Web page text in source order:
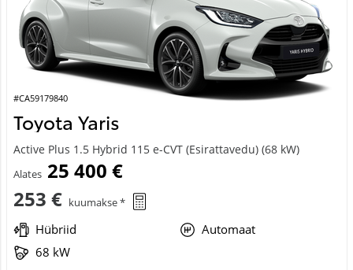
#CA59179840
Toyota Yaris
Active Plus 1.5 Hybrid 115 e-CVT (Esirattavedu) (68 kW)
Alates 25 400 €
253 € kuumakse *
Hübriid
Automaat
68 kW